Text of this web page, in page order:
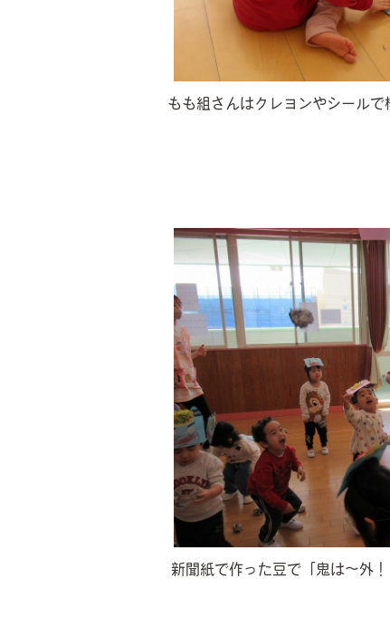
もも組さんはクレヨンやシール
新聞紙で作った豆で「鬼は～外